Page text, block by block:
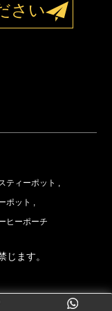
さい
ティーポット ,
ポット ,
ヒーポーチ
ます。